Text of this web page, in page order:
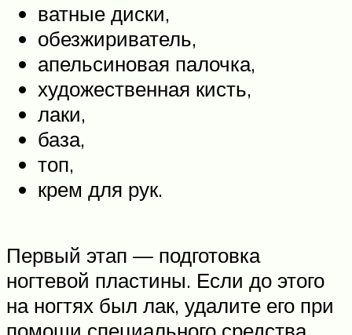
ватные диски,
обезжириватель,
апельсиновая палочка,
художественная кисть,
лаки,
база,
топ,
крем для рук.
Первый этап — подготовка
ногтевой пластины. Если до этого
на ногтях был лак, удалите его при